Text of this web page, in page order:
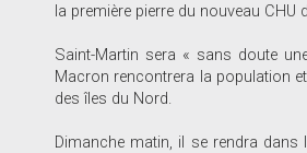
la première pierre du nouveau
Saint-Martin sera « sans doute
Macron rencontrera la population
des îles du Nord.
Dimanche matin, il se rendra